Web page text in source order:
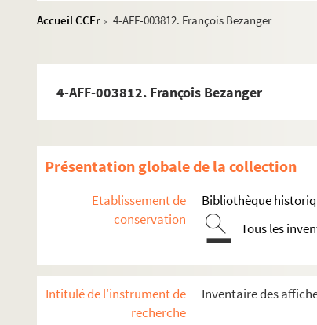
Accueil CCFr > 4-AFF-003812. François Bezanger
4-AFF-003812. François Bezanger
Présentation globale de la collection
Etablissement de
conservation
Bibliothèque
Tous les
Intitulé de l'instrument de
recherche
Inventaire des
Directoire (1795-1799)